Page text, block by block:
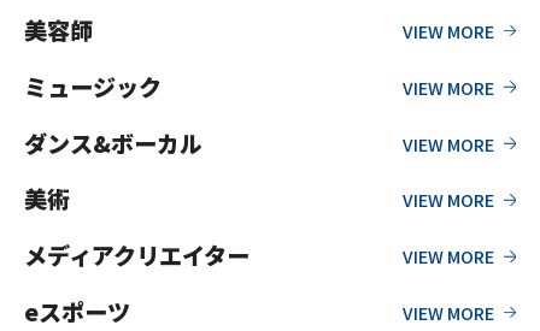
美容師
ミュージック
ダンス&ボーカル
美術
メディアクリエイター
eスポーツ